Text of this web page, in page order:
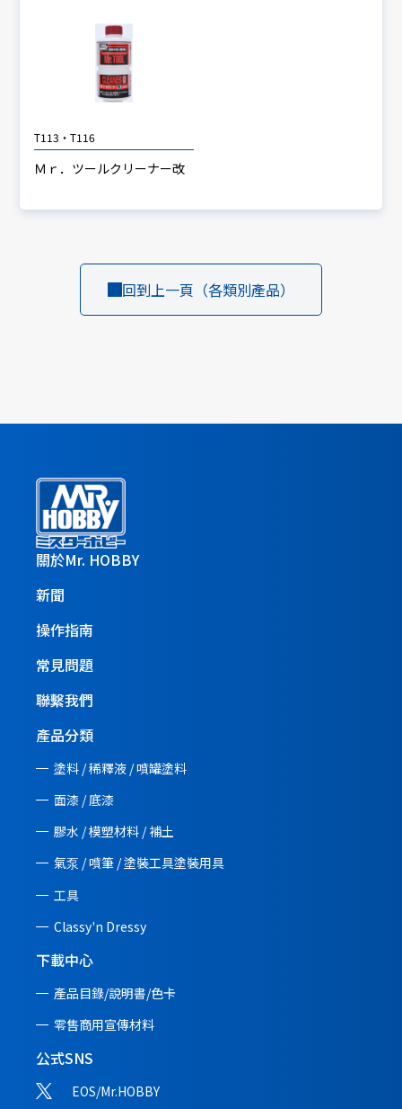
T113・T116
Ｍｒ．ツールクリーナー改
回到上一頁（各類別產品）
關於Mr. HOBBY
新聞
操作指南
常見問題
聯繫我們
產品分類
塗料 / 稀釋液 / 噴罐塗料
面漆 / 底漆
膠水 / 模塑材料 / 補土
氣泵 / 噴筆 / 塗裝工具塗裝用具
工具
Classy'n Dressy
下載中心
產品目錄/說明書/色卡
零售商用宣傳材料
公式SNS
EOS/Mr.HOBBY